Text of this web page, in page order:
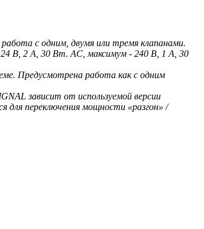
с одним, двумя или тремя клапанами.
24 В, 2 А, 30 Вт. AC, максимум - 240 В, 1 А, 30
Предусмотрена работа как с одним
зависит от используемой версии
для переключения мощности «разгон» /